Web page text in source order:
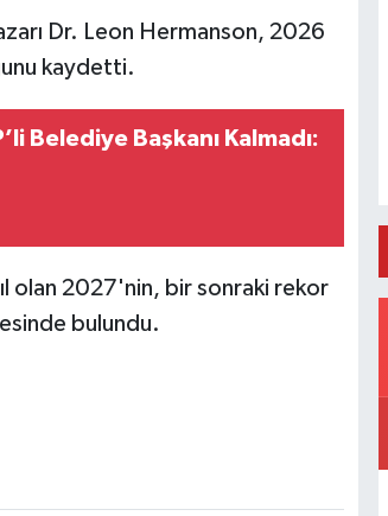
Dr. Leon Hermanson, 2026
kaydetti.
Belediye Başkanı Kalmadı:
olan 2027'nin, bir sonraki rekor
bulundu.